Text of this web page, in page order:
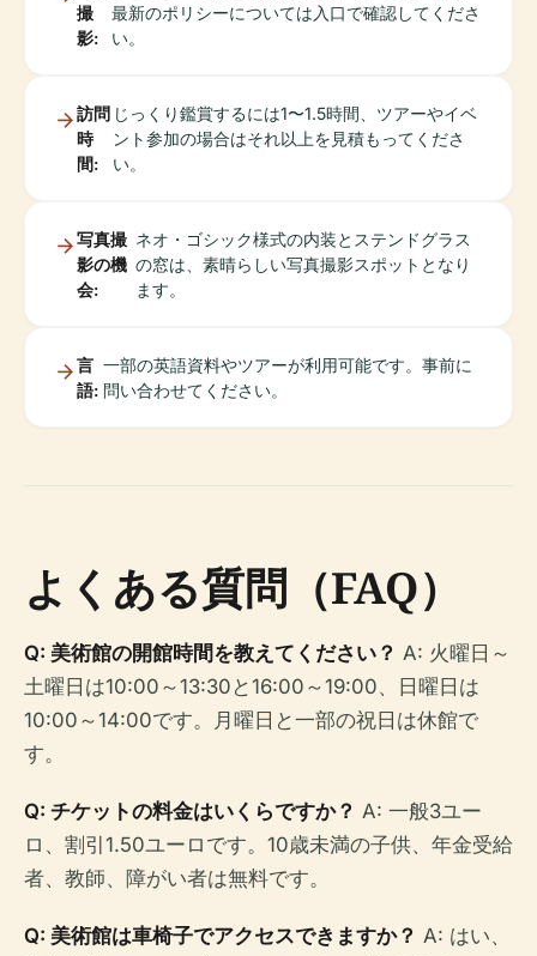
撮
影:
最新のポリシーについては入口で確認してくださ
い。
訪問
時
間:
じっくり鑑賞するには1〜1.5時間、ツアーやイベ
ント参加の場合はそれ以上を見積もってくださ
い。
写真撮
影の機
会:
ネオ・ゴシック様式の内装とステンドグラス
の窓は、素晴らしい写真撮影スポットとなり
ます。
言
語:
一部の英語資料やツアーが利用可能です。事前に
問い合わせてください。
よくある質問（FAQ）
Q: 美術館の開館時間を教えてください？ A: 火曜日～
土曜日は10:00～13:30と16:00～19:00、日曜日は
10:00～14:00です。月曜日と一部の祝日は休館で
す。
Q: チケットの料金はいくらですか？ A: 一般3ユー
ロ、割引1.50ユーロです。10歳未満の子供、年金受給
者、教師、障がい者は無料です。
Q: 美術館は車椅子でアクセスできますか？ A: はい、